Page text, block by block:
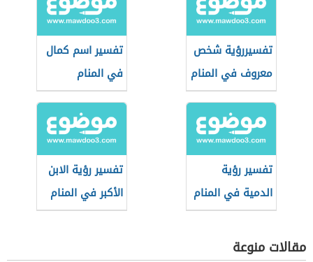
تفسيررؤية شخص
معروف في المنام
تفسير اسم كمال
في المنام
تفسير رؤية
الدمية في المنام
تفسير رؤية الابن
الأكبر في المنام
مقالات منوعة